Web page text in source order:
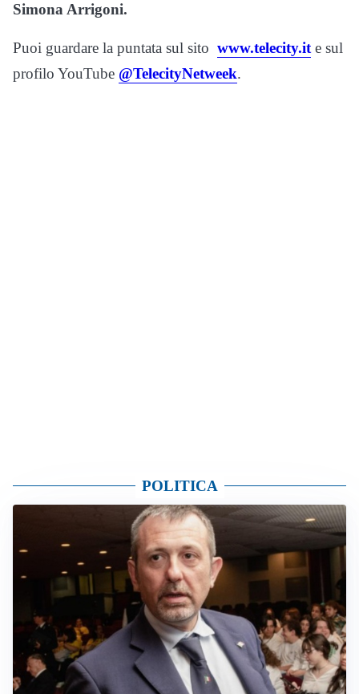
Simona Arrigoni.
Puoi guardare la puntata sul sito www.telecity.it e sul
profilo YouTube @TelecityNetweek.
POLITICA